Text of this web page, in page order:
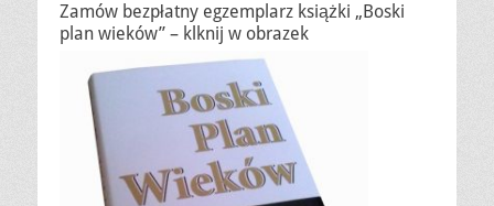
Zamów bezpłatny egzemplarz książki „Boski
plan wieków” – klknij w obrazek